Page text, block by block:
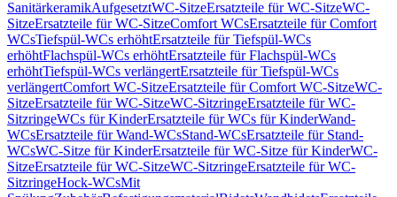
SanitärkeramikAufgesetztWC-SitzeErsatzteile für WC-SitzeWC-
SitzeErsatzteile für WC-SitzeComfort WCsErsatzteile für Comfort
WCsTiefspül-WCs erhöhtErsatzteile für Tiefspül-WCs
erhöhtFlachspül-WCs erhöhtErsatzteile für Flachspül-WCs
erhöhtTiefspül-WCs verlängertErsatzteile für Tiefspül-WCs
verlängertComfort WC-SitzeErsatzteile für Comfort WC-SitzeWC-
SitzeErsatzteile für WC-SitzeWC-SitzringeErsatzteile für WC-
SitzringeWCs für KinderErsatzteile für WCs für KinderWand-
WCsErsatzteile für Wand-WCsStand-WCsErsatzteile für Stand-
WCsWC-Sitze für KinderErsatzteile für WC-Sitze für KinderWC-
SitzeErsatzteile für WC-SitzeWC-SitzringeErsatzteile für WC-
SitzringeHock-WCsMit